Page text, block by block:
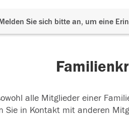
Sie sich bitte an, um eine
alle Mitglieder einer
Sie in Kontakt mit anderen